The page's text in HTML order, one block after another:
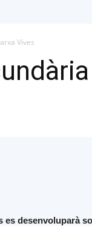
Vives
es desenvoluparà